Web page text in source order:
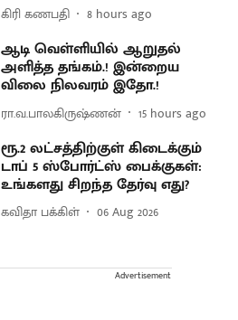
கிரி கணபதி 8 hours ago
ஆடி வெள்ளியில் ஆறுதல்
அளித்த தங்கம்.! இன்றைய
விலை நிலவரம் இதோ.!
ரா.வ.பாலகிருஷ்ணன் 15 hours ago
ரூ.2 லட்சத்திற்குள் கிடைக்கும்
டாப் 5 ஸ்போர்ட்ஸ் பைக்குகள்:
உங்களது சிறந்த தேர்வு எது?
கவிதா பக்கிள் 06 Aug 2026
Advertisement